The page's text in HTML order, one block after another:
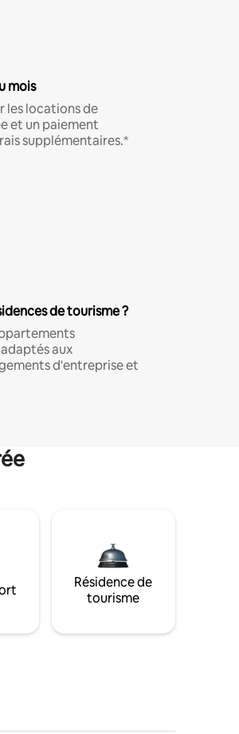
mois
les locations de
et un paiement
supplémentaires.*
de tourisme ?
aux
d'entreprise et
Résidence de
tourisme